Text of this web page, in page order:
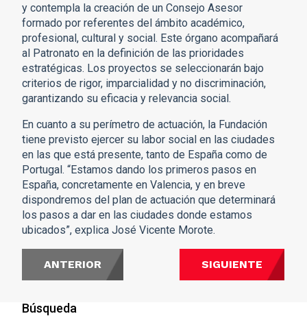
Búsqueda
y contempla la creación de un Consejo Asesor
formado por referentes del ámbito académico,
profesional, cultural y social. Este órgano acompañará
al Patronato en la definición de las prioridades
estratégicas. Los proyectos se seleccionarán bajo
criterios de rigor, imparcialidad y no discriminación,
garantizando su eficacia y relevancia social.
En cuanto a su perímetro de actuación, la Fundación
tiene previsto ejercer su labor social en las ciudades
en las que está presente, tanto de España como de
Portugal. “Estamos dando los primeros pasos en
España, concretamente en Valencia, y en breve
dispondremos del plan de actuación que determinará
los pasos a dar en las ciudades donde estamos
ubicados”, explica José Vicente Morote.
ANTERIOR SIGUIENTE